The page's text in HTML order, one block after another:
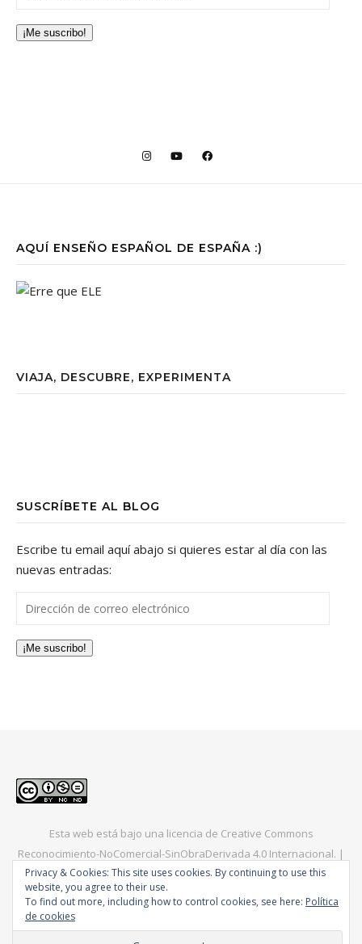
¡Me suscribo!
AQUÍ ENSEÑO ESPAÑOL DE ESPAÑA :)
VIAJA, DESCUBRE, EXPERIMENTA
SUSCRÍBETE AL BLOG
Escribe tu email aquí abajo si quieres estar al día con las
nuevas entradas:
Dirección de correo electrónico
¡Me suscribo!
Esta web está bajo una licencia de Creative Commons
Reconocimiento-NoComercial-SinObraDerivada 4.0 Internacional. |
Bard Tema deWP Royal . Europa América Asia Consejos
VOLVER ARRIBA
Privacy & Cookies: This site uses cookies. By continuing to use this
website, you agree to their use.
To find out more, including how to control cookies, see here: Política
de cookies